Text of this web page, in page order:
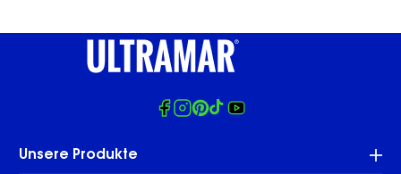
Facebook
Instagram
Pinterest
TiktokYoutube
Unsere Produkte